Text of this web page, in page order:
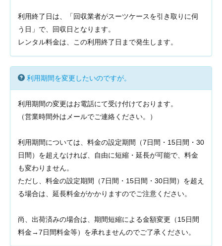
利用終了日は、「回収業者がスーツケースを引き取りに伺
う日」で、回収日となります。
レンタル料金は、この利用終了日まで発生します。
利用期間を変更したいのですが。
利用期間の変更はお電話にて受け付けております。
（営業時間外はメールでご連絡ください。）
利用期間については、料金の設定期間（7日間・15日間・30
日間）を超えなければ、自由に短縮・延長が可能で、料金
も変わりません。
ただし、料金の設定期間（7日間・15日間・30日間）を超え
る場合は、延長料金がかかりますのでご注意ください。
尚、出荷済みの場合は、期間短縮による金額変更（15日間
料金→7日間料金等）を承れませんのでご了承ください。